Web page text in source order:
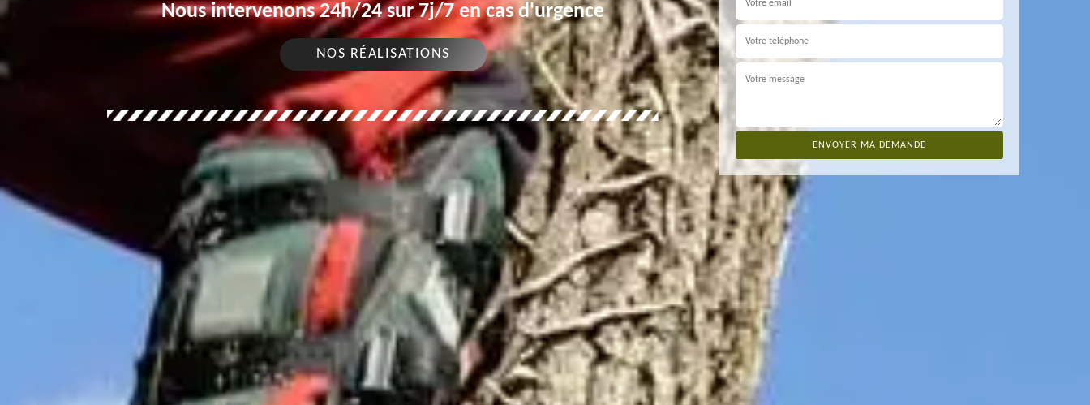
Nous intervenons 24h/24 sur 7j/7 en cas d'urgence
NOS RÉALISATIONS